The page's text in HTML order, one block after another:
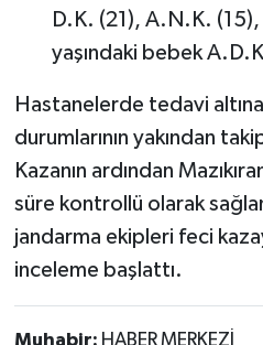
D.K. (21), A.N.K.
yaşındaki bebek
Hastanelerde tedavi altına
durumlarının yakından
Kazanın ardından
süre kontrollü olarak
jandarma ekipleri feci
inceleme başlattı.
Muhabir: HABER MERKEZİ